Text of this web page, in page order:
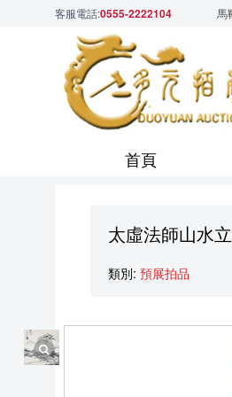
客服電話:0555-2222104 馬
首頁
太虛法師山水
類別: 預展拍品